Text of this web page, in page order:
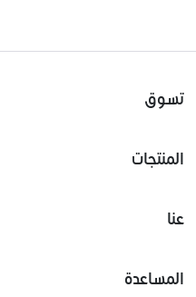
تسوق
المنتجات
عنا
المساعدة